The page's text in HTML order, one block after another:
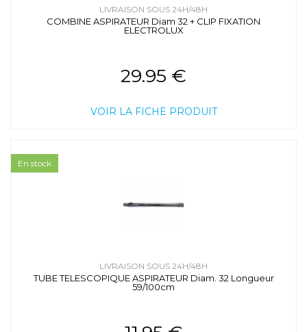
LIVRAISON SOUS 24H/48H
COMBINE ASPIRATEUR Diam 32 + CLIP FIXATION
ELECTROLUX
29.95 €
VOIR LA FICHE PRODUIT
LIVRAISON SOUS 24H/48H
TUBE TELESCOPIQUE ASPIRATEUR Diam. 32 Longueur
59/100cm
En stock